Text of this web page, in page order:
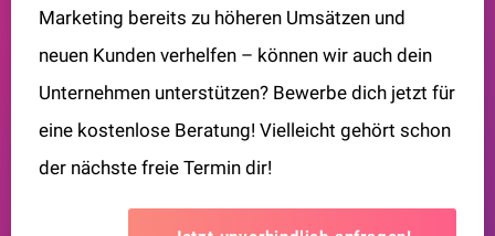
Marketing bereits zu höheren Umsätzen und
neuen Kunden verhelfen – können wir auch dein
Unternehmen unterstützen? Bewerbe dich jetzt für
eine kostenlose Beratung! Vielleicht gehört schon
der nächste freie Termin dir!